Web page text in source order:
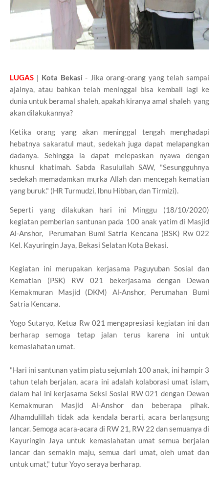
LUGAS | Kota Bekasi- Jika orang-orang yang telah sampai
ajalnya, atau bahkan telah meninggal bisa kembali lagi ke
dunia untuk beramal shaleh, apakah kiranya amal shaleh yang
akan dilakukannya?
Ketika orang yang akan meninggal tengah menghadapi
hebatnya sakaratul maut, sedekah juga dapat melapangkan
dadanya. Sehingga ia dapat melepaskan nyawa dengan
khusnul khatimah. Sabda Rasulullah SAW, "Sesungguhnya
sedekah memadamkan murka Allah dan mencegah kematian
yang buruk." (HR Turmudzi, Ibnu Hibban, dan Tirmizi).
Seperti yang dilakukan hari ini Minggu (18/10/2020)
kegiatan pemberian santunan pada 100 anak yatim di Masjid
Al-Anshor, Perumahan Bumi Satria Kencana (BSK) Rw 022
Kel. Kayuringin Jaya, Bekasi Selatan Kota Bekasi.
Kegiatan ini merupakan kerjasama Paguyuban Sosial dan
Kematian (PSK) RW 021 bekerjasama dengan Dewan
Kemakmuran Masjid (DKM) Al-Anshor, Perumahan Bumi
Satria Kencana.
Yogo Sutaryo, Ketua Rw 021 mengapresiasi kegiatan ini dan
berharap semoga tetap jalan terus karena ini untuk
kemaslahatan umat.
"Hari ini santunan yatim piatu sejumlah 100 anak, ini hampir 3
tahun telah berjalan, acara ini adalah kolaborasi umat islam,
dalam hal ini kerjasama Seksi Sosial RW 021 dengan Dewan
Kemakmuran Masjid Al-Anshor dan beberapa pihak.
Alhamdulillah tidak ada kendala berarti, acara berlangsung
lancar. Semoga acara-acara di RW 21, RW 22 dan semuanya di
Kayuringin Jaya untuk kemaslahatan umat semua berjalan
lancar dan semakin maju, semua dari umat, oleh umat dan
untuk umat," tutur Yoyo seraya berharap.